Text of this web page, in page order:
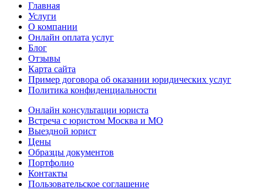
Главная
Услуги
О компании
Онлайн оплата услуг
Блог
Отзывы
Карта сайта
Пример договора об оказании юридических услуг
Политика конфиденциальности
Онлайн консультации юриста
Встреча с юристом Москва и МО
Выездной юрист
Цены
Образцы документов
Портфолио
Контакты
Пользовательское соглашение